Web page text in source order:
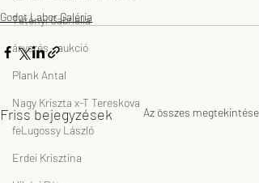
Tétényi Gabriella
árverés - aukció
Plank Antal
Nagy Kriszta x-T Tereskova
feLugossy László
Erdei Krisztina
Godot Labor Galéria
Friss bejegyzések Az összes megtekintése